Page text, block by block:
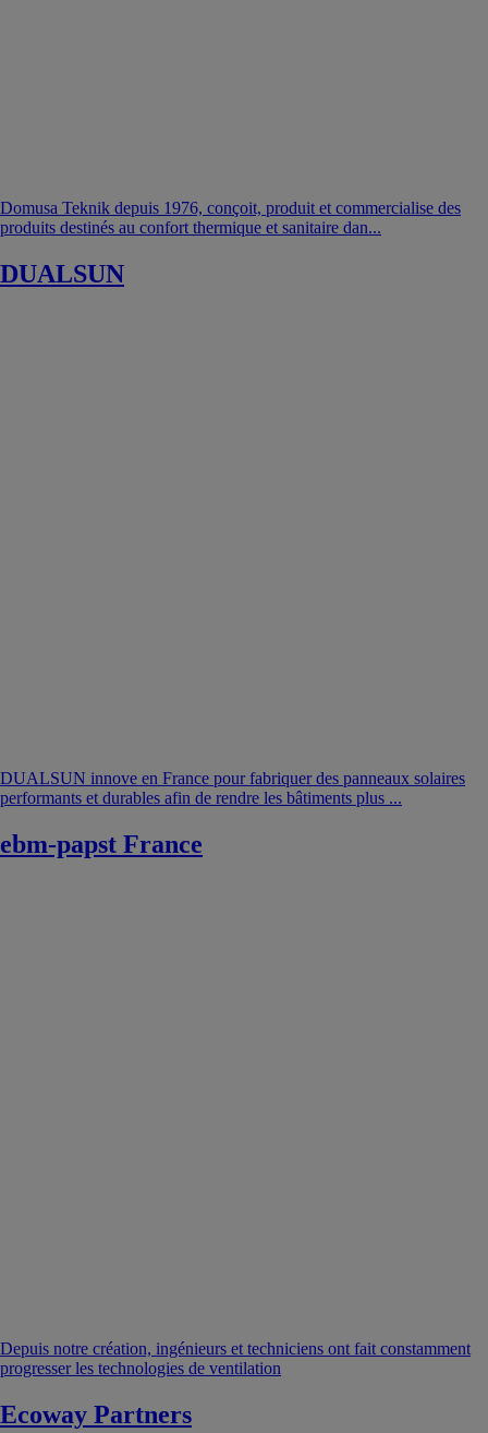
Domusa Teknik depuis 1976, conçoit, produit et commercialise des
produits destinés au confort thermique et sanitaire dan...
DUALSUN
DUALSUN innove en France pour fabriquer des panneaux solaires
performants et durables afin de rendre les bâtiments plus ...
ebm-papst France
Depuis notre création, ingénieurs et techniciens ont fait constamment
progresser les technologies de ventilation
Ecoway Partners